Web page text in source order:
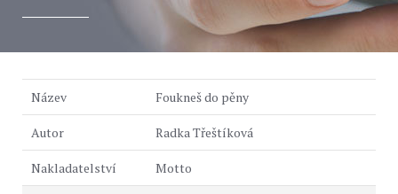
Foukneš do pěny
Radka Třeštíková
Motto